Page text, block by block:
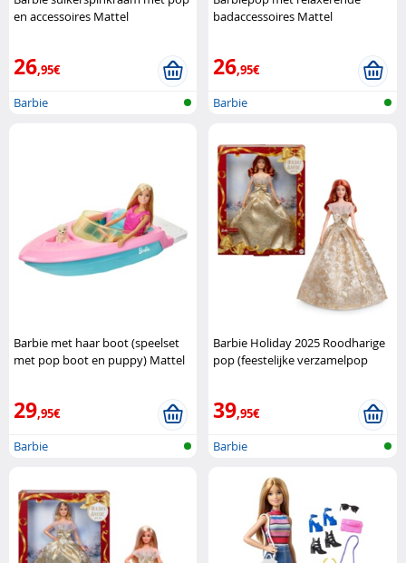
en accessoires Mattel
26,95€
Barbie
badaccessoires Mattel
26,95€
Barbie
Barbie met haar boot (speelset
met pop boot en puppy) Mattel
29,95€
Barbie
Barbie Holiday 2025 Roodharige
pop (feestelijke verzamelpop
39,95€
Barbie